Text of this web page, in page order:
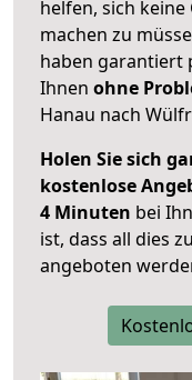
helfen, sich
machen zu
haben garantiert
Ihnen ohne
Hanau nach
Holen Sie sich
kostenlose
4 Minuten bei
ist, dass all dies
angeboten